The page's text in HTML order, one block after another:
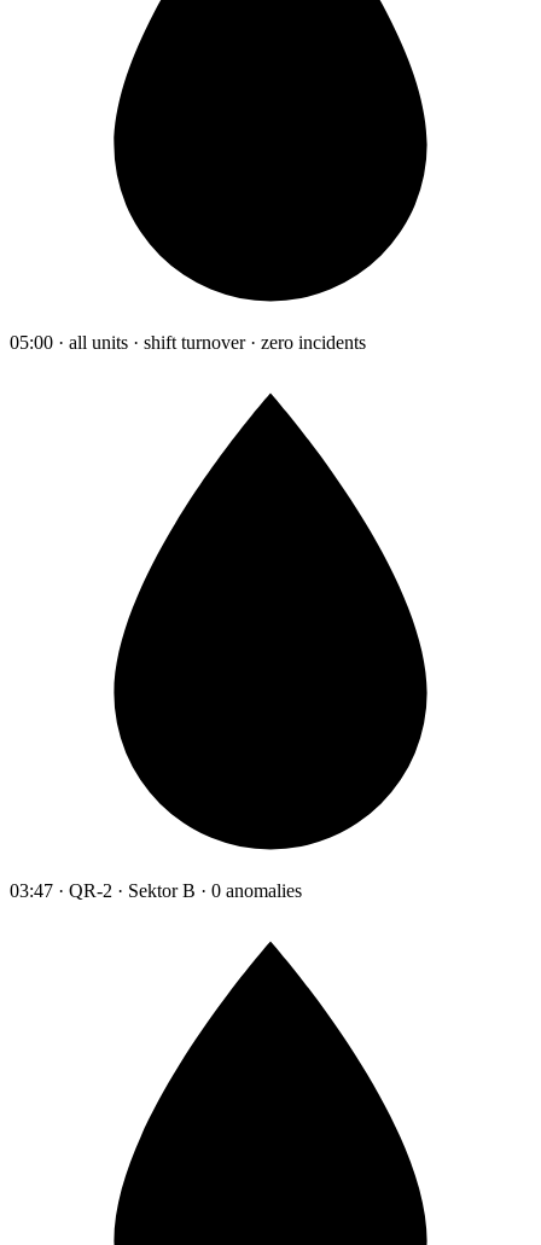
05:00 · all units · shift turnover · zero incidents
03:47 · QR-2 · Sektor B · 0 anomalies